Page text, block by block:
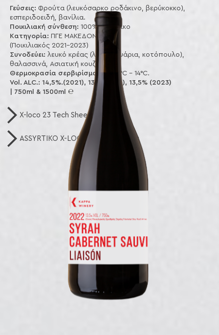
Γεύσεις: Φρούτα (λευκόσαρκο ροδάκινο, βερύκοκκο),
εσπεριδοειδή, βανίλια.
Ποικιλιακή σύνθεση: 100% Ασύρτικο
Κατηγορία: ΠΓΕ ΜΑΚΕΔΟΝΙΑ 2024
(Ποικιλιακός 2021-2023)
Συνοδεύει: λευκό κρέας (λιπαρά ψάρια, κοτόπουλο),
θαλασσινά, Ασιατική κουζίνα.
Θερμοκρασία σερβιρίσματος:
12°C - 14°C.
Vol. ALC.: 14,5%.(2021), 13% (2022), 13,5% (2023)
| 750ml & 1500ml ℮
X-loco 23 Tech Sheet.pdf
ASSYRTIKO X-LOCO 24 Tech Sheet